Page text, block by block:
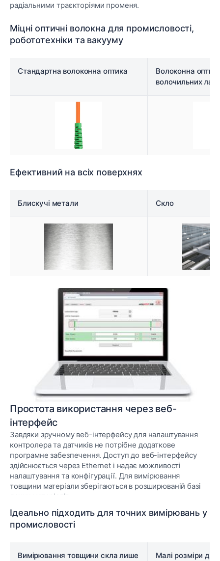
радіальними траєкторіями променя.
Міцні оптичні волокна для промисловості,
робототехніки та вакууму
Стандартна волоконна оптика
Волоконна
волочильних
Ефективний на всіх поверхнях
Блискучі метали Скло
Простота використання через веб-
інтерфейс
Завдяки зручному веб-інтерфейсу для налаштування
контролера та датчиків не потрібне додаткове
програмне забезпечення. Доступ до веб-інтерфейсу
здійснюється через Ethernet і надає можливості
налаштування та конфігурації. Для вимірювання
товщини матеріали зберігаються в розширюваній базі
даних матеріалів.
Ідеально підходить для точних вимірювань у
промисловості
Вимірювання товщини скла лише
Малі розміри